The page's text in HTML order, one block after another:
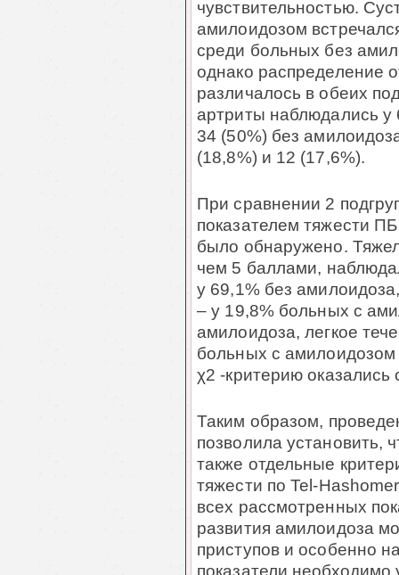
чувствительностью.
амилоидозом
среди больных без
однако распределение
различалось в обеих
артриты наблюдались
34 (50%) без
(18,8%) и 12 (17,6%).
При сравнении 2
показателем тяжести
было обнаружено.
чем 5 баллами,
у 69,1% без
– у 19,8% больных с
амилоидоза, легкое
больных с
χ2 -критерию
Таким образом,
позволила установить,
также отдельные
тяжести по Tel-
всех рассмотренных
развития амилоидоза
приступов и особенно
показатели необходимо